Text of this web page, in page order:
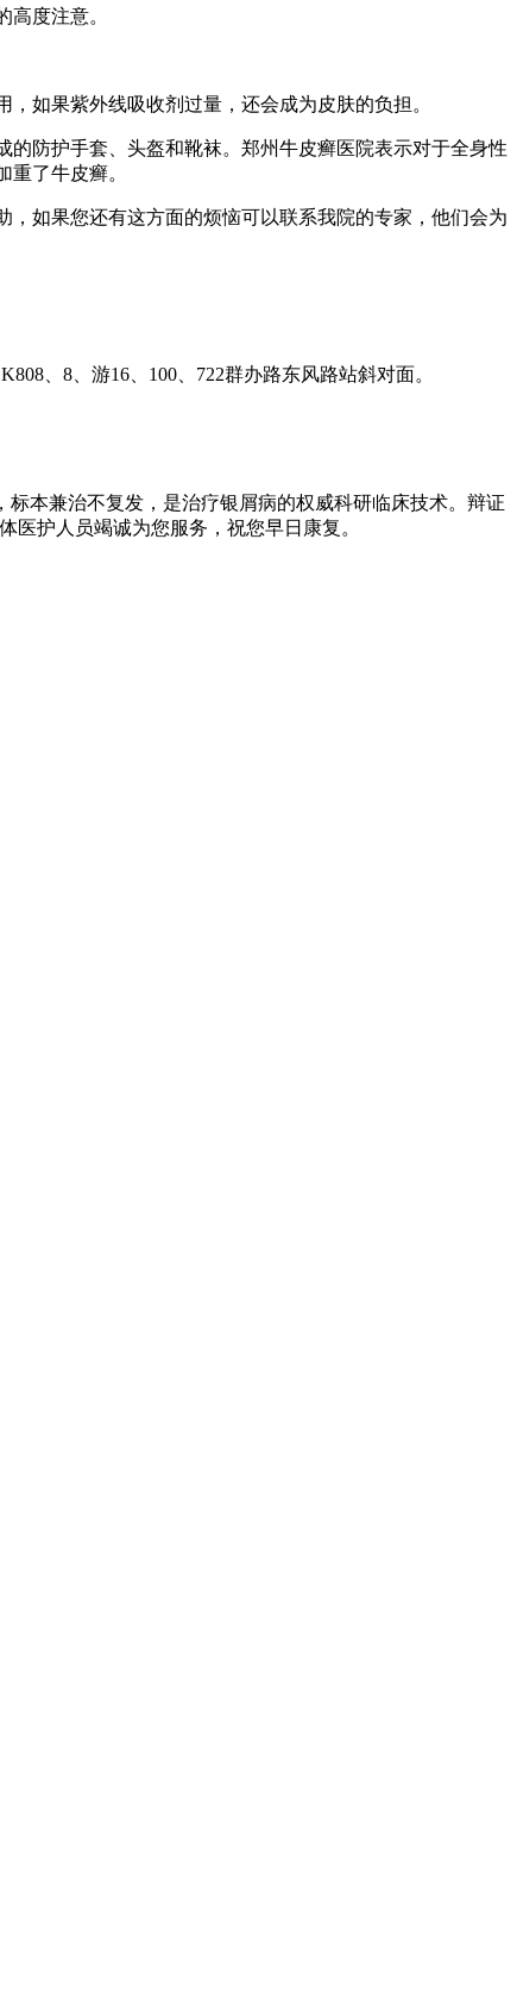
度注意。
如果紫外线吸收剂过量，还会成为皮肤的负担。
防护手套、头盔和靴袜。郑州牛皮癣医院表示对于全身性
了牛皮癣。
如果您还有这方面的烦恼可以联系我院的专家，他们会为
、8、游16、100、722群办路东风路站斜对面。
本兼治不复发，是治疗银屑病的权威科研临床技术。辩证
医护人员竭诚为您服务，祝您早日康复。